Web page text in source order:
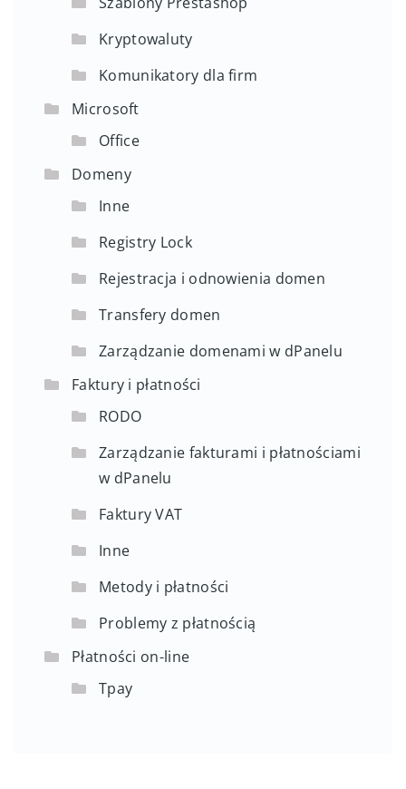
Kryptowaluty
Komunikatory dla firm
Microsoft
Office
Domeny
Inne
Registry Lock
Rejestracja i odnowienia domen
Transfery domen
Zarządzanie domenami w dPanelu
Faktury i płatności
RODO
Zarządzanie fakturami i płatnościami
w dPanelu
Faktury VAT
Inne
Metody i płatności
Problemy z płatnością
Płatności on-line
Tpay